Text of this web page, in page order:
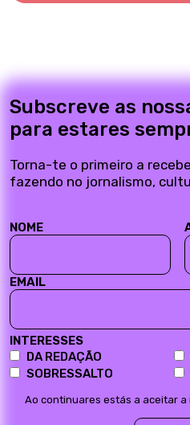
Subscreve as
para estares
Torna-te o primeiro a
fazendo no jornalismo,
NOME
EMAIL
INTERESSES
DA REDAÇÃO
SOBRESSALTO
Ao continuares estás a aceitar